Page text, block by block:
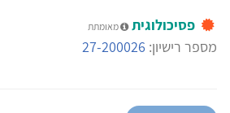
פסיכולוגית מאומתת
מספר רישיון: 27-200026